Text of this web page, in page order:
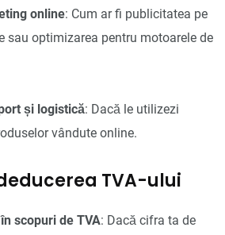
online: Cum ar fi publicitatea pe
sau optimizarea pentru motoarele de
și logistică: Dacă le utilizezi
vândute online.
TVA-ului
scopuri de TVA: Dacă cifra ta de